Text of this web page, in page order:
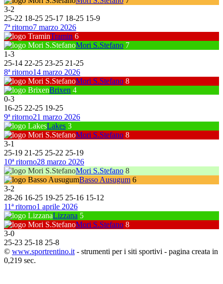
3-2
25-22 18-25 25-17 18-25 15-9
7ª ritorno7 marzo 2026
Tramin 6
Mori S.Stefano 7
1-3
25-14 22-25 23-25 21-25
8ª ritorno14 marzo 2026
Mori S.Stefano 8
Brixen 4
0-3
16-25 22-25 19-25
9ª ritorno21 marzo 2026
Lakes 3
Mori S.Stefano 8
3-1
25-19 21-25 25-22 25-19
10ª ritorno28 marzo 2026
Mori S.Stefano 8
Basso Ausugum 6
3-2
28-26 16-25 19-25 25-16 15-12
11ª ritorno1 aprile 2026
Lizzana 5
Mori S.Stefano 8
3-0
25-23 25-18 25-8
© www.sportrentino.it - strumenti per i siti sportivi - pagina creata in
0,219 sec.